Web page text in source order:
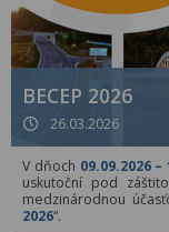
BECEP 2026
26.03.2026
V dňoch 09.09.2026 –
uskutoční pod
medzinárodnou
2026“.